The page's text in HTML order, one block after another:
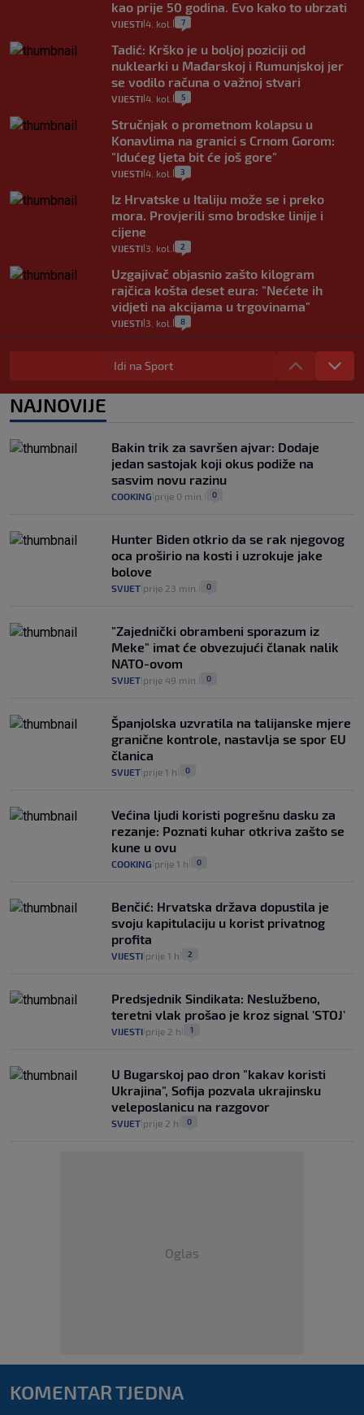
kao prije 50 godina. Evo kako to ubrzati
VIJESTI 4. kol. 7
Tadić: Krško je u boljoj poziciji od
nuklearki u Mađarskoj i Rumunjskoj jer
se vodilo računa o važnoj stvari
VIJESTI 4. kol. 5
Stručnjak o prometnom kolapsu u
Konavlima na granici s Crnom Gorom:
"Idućeg ljeta bit će još gore"
VIJESTI 4. kol. 3
Iz Hrvatske u Italiju može se i preko
mora. Provjerili smo brodske linije i
cijene
VIJESTI 3. kol. 2
Uzgajivač objasnio zašto kilogram
rajčica košta deset eura: "Nećete ih
vidjeti na akcijama u trgovinama"
VIJESTI 3. kol. 8
Selidba je jedno od stresnijih iskustava.
Evo aktualnih cijena i nekoliko savjeta
0
automobilom na Hvar iz Zagreba, a
koliko iz Osijeka
VIJESTI 14
Idi na Sport
NAJNOVIJE
Bakin trik za savršen ajvar: Dodaje
jedan sastojak koji okus podiže na
sasvim novu razinu
COOKING prije 0 min. 0
Hunter Biden otkrio da se rak njegovog
oca proširio na kosti i uzrokuje jake
bolove
SVIJET prije 23 min. 0
"Zajednički obrambeni sporazum iz
Meke" imat će obvezujući članak nalik
NATO-ovom
SVIJET prije 49 min. 0
Španjolska uzvratila na talijanske mjere
granične kontrole, nastavlja se spor EU
članica
SVIJET prije 1 h 0
Većina ljudi koristi pogrešnu dasku za
rezanje: Poznati kuhar otkriva zašto se
kune u ovu
COOKING prije 1 h 0
Benčić: Hrvatska država dopustila je
svoju kapitulaciju u korist privatnog
profita
VIJESTI prije 1 h 2
Predsjednik Sindikata: Neslužbeno,
teretni vlak prošao je kroz signal 'STOJ'
VIJESTI prije 2 h 1
U Bugarskoj pao dron "kakav koristi
Ukrajina", Sofija pozvala ukrajinsku
veleposlanicu na razgovor
SVIJET prije 2 h 0
Oglas
KOMENTAR TJEDNA